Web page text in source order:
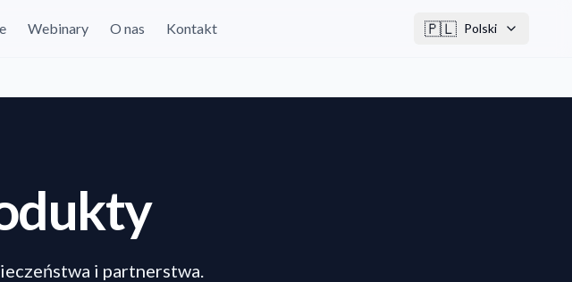
Webinary O nas Kontakt 🇵🇱 Polski
i partnerstwa.